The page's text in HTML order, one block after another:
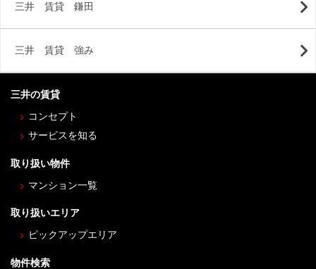
三井 賃貸 鎌田
三井 賃貸 強み
三井の賃貸
コンセプト
サービスを知る
取り扱い物件
マンション一覧
取り扱いエリア
ピックアップエリア
物件検索